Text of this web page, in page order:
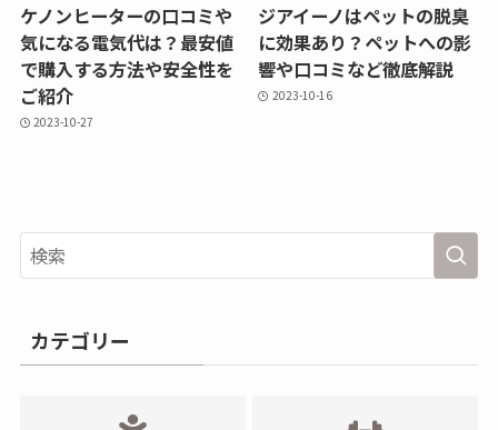
ケノンヒーターの口コミや
気になる電気代は？最安値
で購入する方法や安全性を
ご紹介
2023-10-27
ジアイーノはペットの脱臭
に効果あり？ペットへの影
響や口コミなど徹底解説
2023-10-16
カテゴリー